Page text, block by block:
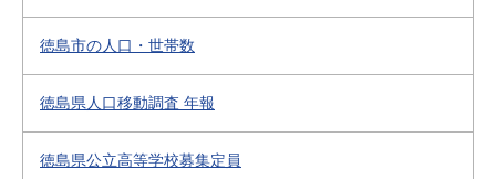
徳島市の人口・世帯数
徳島県人口移動調査 年報
徳島県公立高等学校募集定員